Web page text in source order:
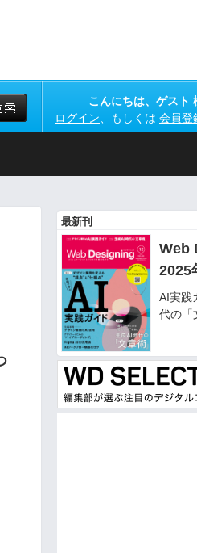
こんにちは、ゲスト
ログイン 、もしくは 会員登
最新刊
Web
2025
AI実践
代の「